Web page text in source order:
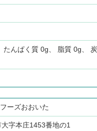
たんぱく質 0g、 脂質 0g、
ーズおおいた
字本庄1453番地の1